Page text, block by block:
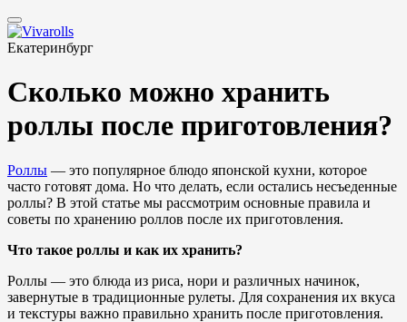
Екатеринбург
Сколько можно хранить
роллы после приготовления?
Роллы — это популярное блюдо японской кухни, которое
часто готовят дома. Но что делать, если остались несъеденные
роллы? В этой статье мы рассмотрим основные правила и
советы по хранению роллов после их приготовления.
Что такое роллы и как их хранить?
Роллы — это блюда из риса, нори и различных начинок,
завернутые в традиционные рулеты. Для сохранения их вкуса
и текстуры важно правильно хранить после приготовления.